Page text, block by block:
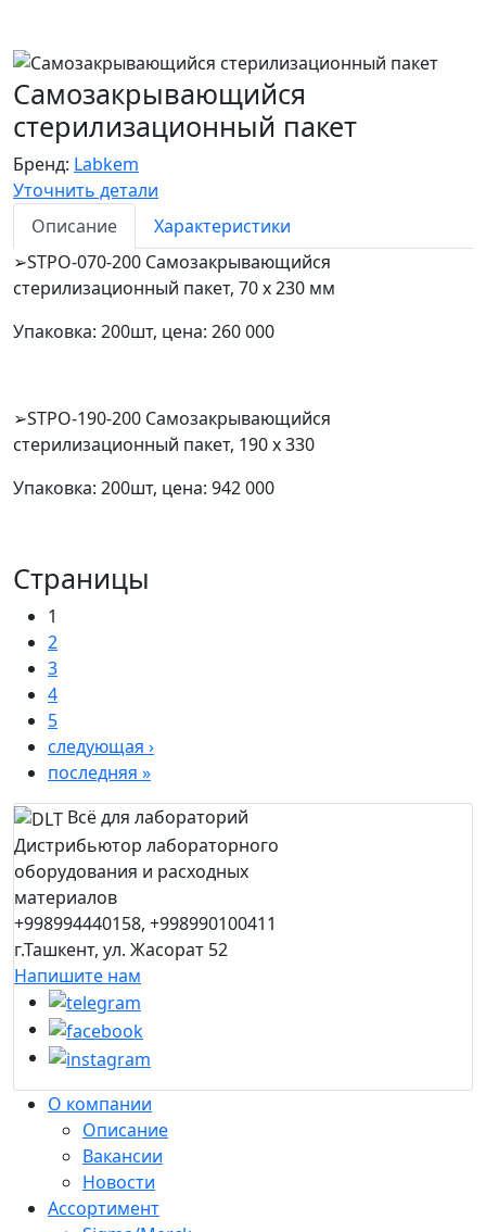
Самозакрывающийся
стерилизационный пакет
Бренд: Labkem
Уточнить детали
Описание
Характеристики
➢STPO-070-200 Самозакрывающийся
стерилизационный пакет, 70 x 230 мм
Упаковка: 200шт, цена: 260 000
➢STPO-190-200 Самозакрывающийся
стерилизационный пакет, 190 x 330
Упаковка: 200шт, цена: 942 000
Страницы
1
2
3
4
5
следующая ›
последняя »
Всё для лабораторий
Дистрибьютор лабораторного
оборудования и расходных
материалов
+998994440158, +998990100411
г.Ташкент, ул. Жасорат 52
Напишите нам
О компании
Описание
Вакансии
Новости
Ассортимент